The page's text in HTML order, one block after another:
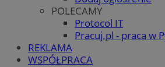
POLECAMY
Protocol IT
Pracuj.pl - praca w
REKLAMA
WSPÓŁPRACA